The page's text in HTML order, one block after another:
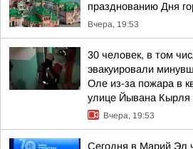
празднованию Дня
Вчера, 19:53
30 человек, в том
эвакуировали
Оле из-за пожара в
улице Йывана Кырля
Вчера, 19:53
Сегодня в Марий Эл